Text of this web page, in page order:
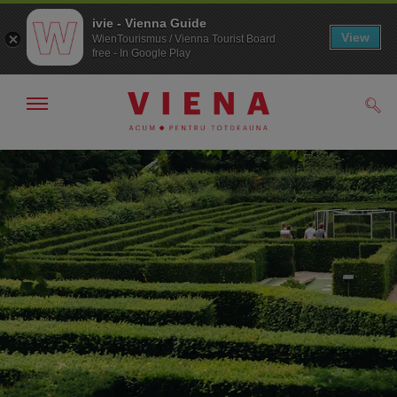
Către
navigare
Către
texte
Arată/ascunde
ivie - Vienna Guide
WienTourismus / Vienna Tourist Board
free - In Google Play
View